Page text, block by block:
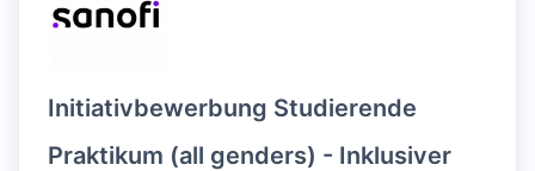
Initiativbewerbung Studierende
Praktikum (all genders) - Inklusiver